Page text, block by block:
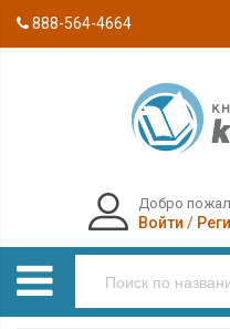
888-564-4664
Добро
Войти /